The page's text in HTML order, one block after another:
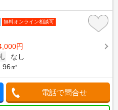
無料オンライン相談可
円
なし
㎡
電話で問合せ